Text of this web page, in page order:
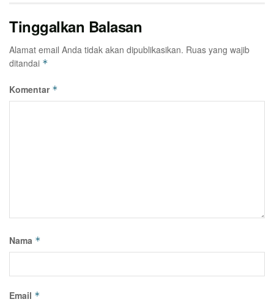
Tinggalkan Balasan
Alamat email Anda tidak akan dipublikasikan. Ruas yang wajib
ditandai *
Komentar *
Nama *
Email *